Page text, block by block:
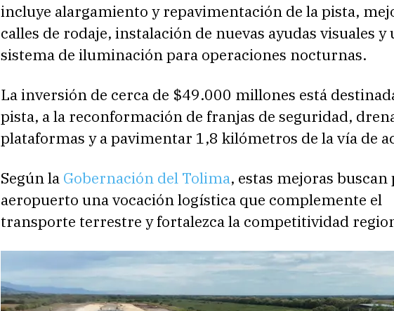
incluye alargamiento y repavimentación de la pista,
calles de rodaje, instalación de nuevas ayudas visuales y
sistema de iluminación para operaciones nocturnas.
La inversión de cerca de $49.000 millones está
pista, a la reconformación de franjas de seguridad,
plataformas y a pavimentar 1,8 kilómetros de la vía de
Según la Gobernación del Tolima, estas mejoras buscan
aeropuerto una vocación logística que complemente el
transporte terrestre y fortalezca la competitividad